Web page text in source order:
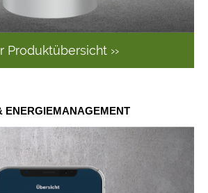
Produktübersicht ››
ENERGIEMANAGEMENT